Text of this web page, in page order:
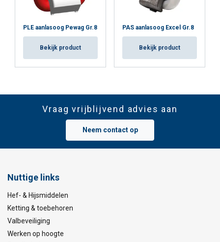
PLE aanlasoog Pewag Gr.8
Bekijk product
PAS aanlasoog Excel Gr.8
Bekijk product
Vraag vrijblijvend advies aan
Neem contact op
Nuttige links
Hef- & Hijsmiddelen
Ketting & toebehoren
Valbeveiliging
Werken op hoogte